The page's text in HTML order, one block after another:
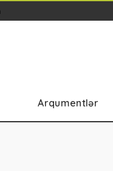
Arqumentlər